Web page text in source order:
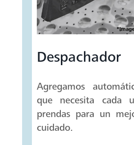
Despachador
Agregamos
que necesita cada
prendas para un
cuidado.